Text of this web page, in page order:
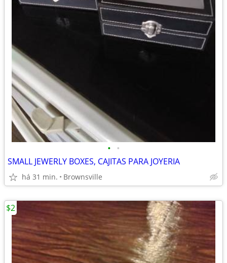
• •
SMALL JEWERLY BOXES, CAJITAS PARA JOYERIA
há 31 min. Brownsville
$2